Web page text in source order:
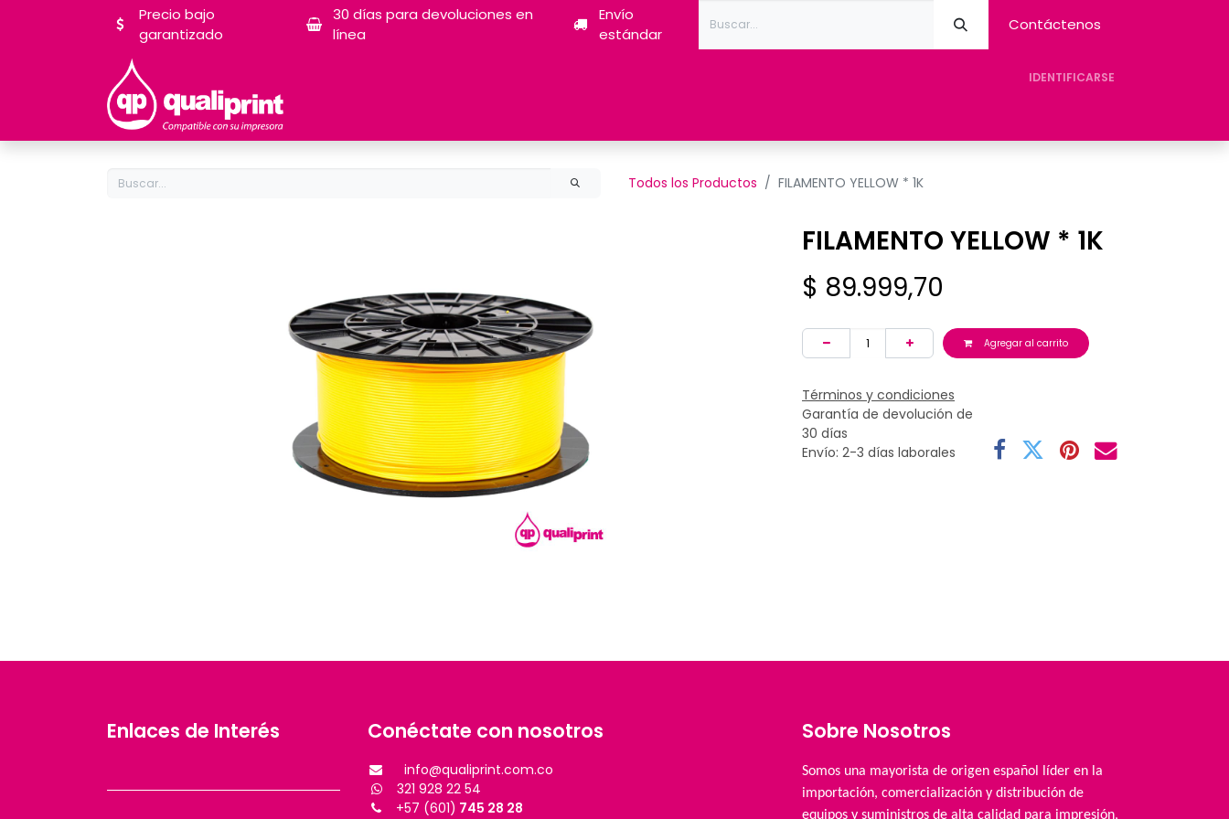
Precio bajo
garantizado
30 días para devoluciones en
línea
Envío
estándar
Contáctenos
IDENTIFICARSE
Todos los Productos FILAMENTO YELLOW * 1K
FILAMENTO YELLOW * 1K
$ 89.999,70
Agregar al carrito
Términos y condiciones
Garantía de devolución de
30 días
Envío: 2-3 días laborales
Enlaces de Interés Conéctate con nosotros
info@qualiprint.com.co
321 928 22 54
+57 (601) 745 28 28
Sobre Nosotros
Somos una mayorista de origen español líder en la
importación, comercialización y distribución de
equipos y suministros de alta calidad para impresión,